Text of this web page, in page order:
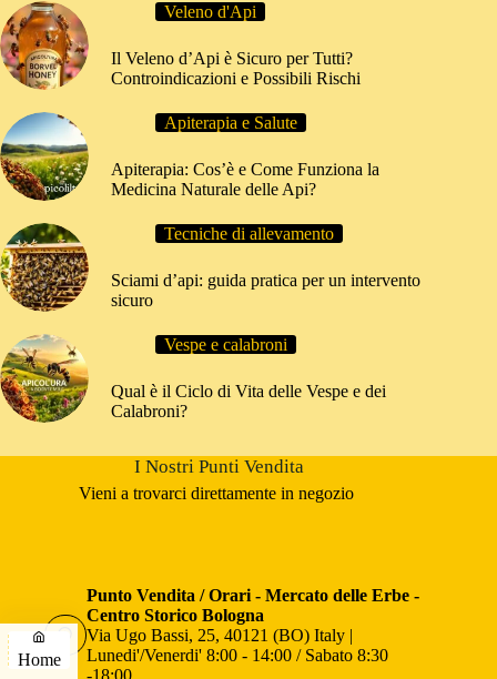
Veleno d'Api
Il Veleno d’Api è Sicuro per Tutti?
Controindicazioni e Possibili Rischi
Apiterapia e Salute
Apiterapia: Cos’è e Come Funziona la
Medicina Naturale delle Api?
Tecniche di allevamento
Sciami d’api: guida pratica per un intervento
sicuro
Vespe e calabroni
Qual è il Ciclo di Vita delle Vespe e dei
Calabroni?
I Nostri Punti Vendita
Vieni a trovarci direttamente in negozio
Punto Vendita / Orari - Mercato delle Erbe -
Centro Storico Bologna
Via Ugo Bassi, 25, 40121 (BO) Italy |
Lunedi'/Venerdi' 8:00 - 14:00 / Sabato 8:30
-18:00
Home